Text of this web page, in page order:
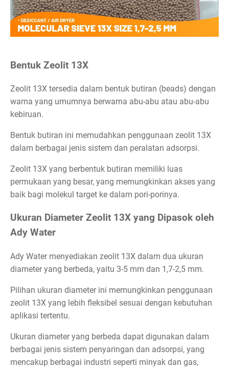
Bentuk Zeolit 13X
Zeolit 13X tersedia dalam bentuk butiran (beads) dengan
warna yang umumnya berwarna abu-abu atau abu-abu
kebiruan.
Bentuk butiran ini memudahkan penggunaan zeolit 13X
dalam berbagai jenis sistem dan peralatan adsorpsi.
Zeolit 13X yang berbentuk butiran memiliki luas
permukaan yang besar, yang memungkinkan akses yang
baik bagi molekul target ke dalam pori-porinya.
Ukuran Diameter Zeolit 13X yang Dipasok oleh
Ady Water
Ady Water menyediakan zeolit 13X dalam dua ukuran
diameter yang berbeda, yaitu 3-5 mm dan 1,7-2,5 mm.
Pilihan ukuran diameter ini memungkinkan penggunaan
zeolit 13X yang lebih fleksibel sesuai dengan kebutuhan
aplikasi tertentu.
Ukuran diameter yang berbeda dapat digunakan dalam
berbagai jenis sistem penyaringan dan adsorpsi, yang
mencakup berbagai industri seperti minyak dan gas,